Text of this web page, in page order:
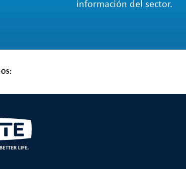
información del sector.